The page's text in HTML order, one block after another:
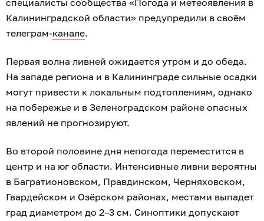
специалисты сообщества «Погода и метеоявления в
Калининградской области» предупредили в своём
телеграм-канале.
Первая волна ливней ожидается утром и до обеда.
На западе региона и в Калининграде сильные осадки
могут привести к локальным подтоплениям, однако
на побережье и в Зеленоградском районе опасных
явлений не прогнозируют.
Во второй половине дня непогода переместится в
центр и на юг области. Интенсивные ливни вероятны
в Багратионовском, Правдинском, Черняховском,
Гвардейском и Озёрском районах, местами выпадет
град диаметром до 2–3 см. Синоптики допускают